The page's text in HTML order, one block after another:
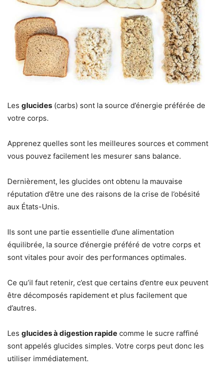
Les glucides (carbs) sont la source d’énergie préférée de
votre corps.
Apprenez quelles sont les meilleures sources et comment
vous pouvez facilement les mesurer sans balance.
Dernièrement, les glucides ont obtenu la mauvaise
réputation d’être une des raisons de la crise de l’obésité
aux États-Unis.
Ils sont une partie essentielle d’une alimentation
équilibrée, la source d’énergie préféré de votre corps et
sont vitales pour avoir des performances optimales.
Ce qu’il faut retenir, c’est que certains d’entre eux peuvent
être décomposés rapidement et plus facilement que
d’autres.
Les glucides à digestion rapide comme le sucre raffiné
sont appelés glucides simples. Votre corps peut donc les
utiliser immédiatement.